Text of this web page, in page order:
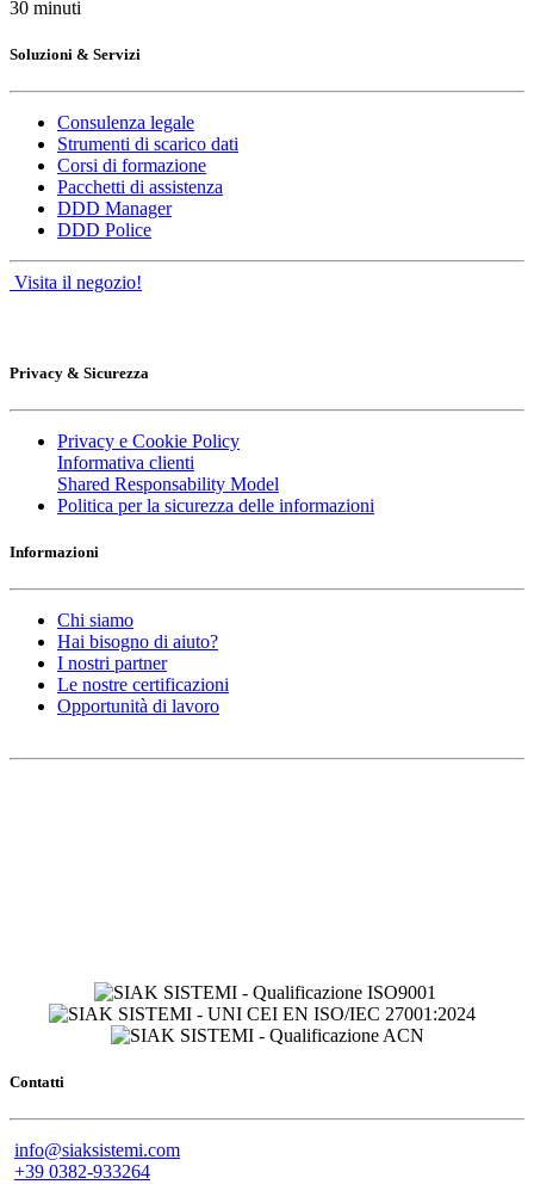
30 minuti
Soluzioni & Servizi
Consulenza legale
Strumenti di scarico dati
Corsi di formazione
Pacchetti di assistenza
DDD Manager
DDD Police
Visita il negozio!
Privacy & Sicurezza
Privacy e Cookie Policy
Informativa clienti
Shared Responsability Model
Politica per la sicurezza delle informazioni
Informazioni
Chi siamo
Hai bisogno di aiuto?
I nostri partner
Le nostre certificazioni
Opportunità di lavoro
Contatti
info@siaksistemi.com
+39 0382-933264